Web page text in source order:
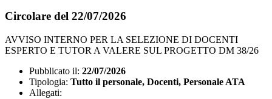
Circolare del 22/07/2026
AVVISO INTERNO PER LA SELEZIONE DI DOCENTI
ESPERTO E TUTOR A VALERE SUL PROGETTO DM 38/26
Pubblicato il: 22/07/2026
Tipologia: Tutto il personale, Docenti, Personale ATA
Allegati: